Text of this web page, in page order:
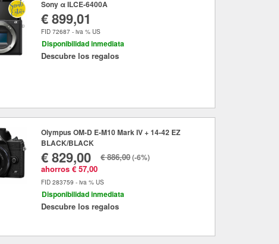
Sony α ILCE-6400A
€ 899,01
FID 72687 - iva % US
Disponibilidad inmediata
Descubre los regalos
Olympus OM-D E-M10 Mark IV + 14-42 EZ
BLACK/BLACK
€ 829,00
ahorros € 57,00
€ 886,00(-6%)
FID 283759 - iva % US
Disponibilidad inmediata
Descubre los regalos